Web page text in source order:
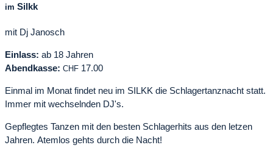
im Silkk
mit Dj Janosch
Einlass: ab 18 Jahren
Abendkasse: CHF 17.00
Einmal im Monat findet neu im SILKK die Schlagertanznacht statt.
Immer mit wechselnden DJ's.
Gepflegtes Tanzen mit den besten Schlagerhits aus den letzen
Jahren. Atemlos gehts durch die Nacht!